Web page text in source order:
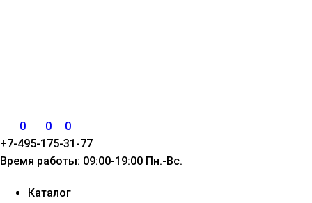
0 0
0
+7-495-175-31-77
Время работы: 09:00-19:00 Пн.-Вс.
Каталог